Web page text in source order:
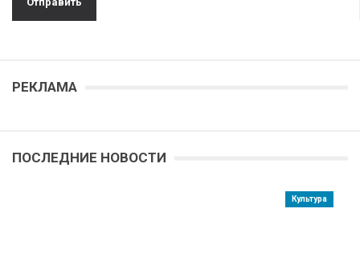
РЕКЛАМА
ПОСЛЕДНИЕ НОВОСТИ
Культура